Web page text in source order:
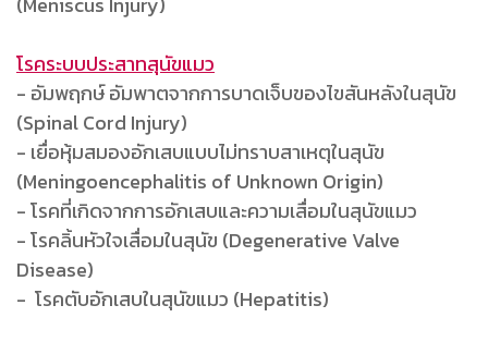
โรคระบบประสาทสุนัขแมว
- อัมพฤกษ์ อัมพาตจากการบาดเจ็บของไขสันหลังในสุนัข
(Spinal Cord Injury)
- เยื่อหุ้มสมองอักเสบแบบไม่ทราบสาเหตุในสุนัข
(Meningoencephalitis of Unknown Origin)
- โรคที่เกิดจากการอักเสบและความเสื่อมในสุนัขแมว
- โรคลิ้นหัวใจเสื่อมในสุนัข (Degenerative Valve
Disease)
- โรคตับอักเสบในสุนัขแมว (Hepatitis)